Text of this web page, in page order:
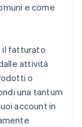
e come
il fatturato
attività
o
una tantum
account in